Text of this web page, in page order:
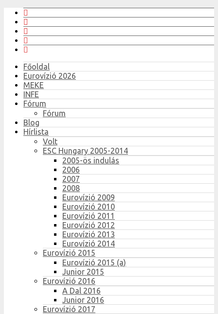
Főoldal
Eurovízió 2026
MEKE
INFE
Fórum
Fórum
Blog
Hírlista
Volt
ESC Hungary 2005-2014
2005-ös indulás
2006
2007
2008
Eurovízió 2009
Eurovízió 2010
Eurovízió 2011
Eurovízió 2012
Eurovízió 2013
Eurovízió 2014
Eurovízió 2015
Eurovízió 2015 (a)
Junior 2015
Eurovízió 2016
A Dal 2016
Junior 2016
Eurovízió 2017